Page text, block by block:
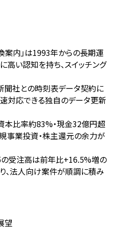
案内」は1993年からの長期運
高い認知を持ち、スイッチング
聞社との時刻表データ契約に
対応できる独自のデータ更新
本比率約83%・現金32億円超
事業投資・株主還元の余力が
受注高は前年比+16.5%増の
、法人向け案件が順調に積み
望